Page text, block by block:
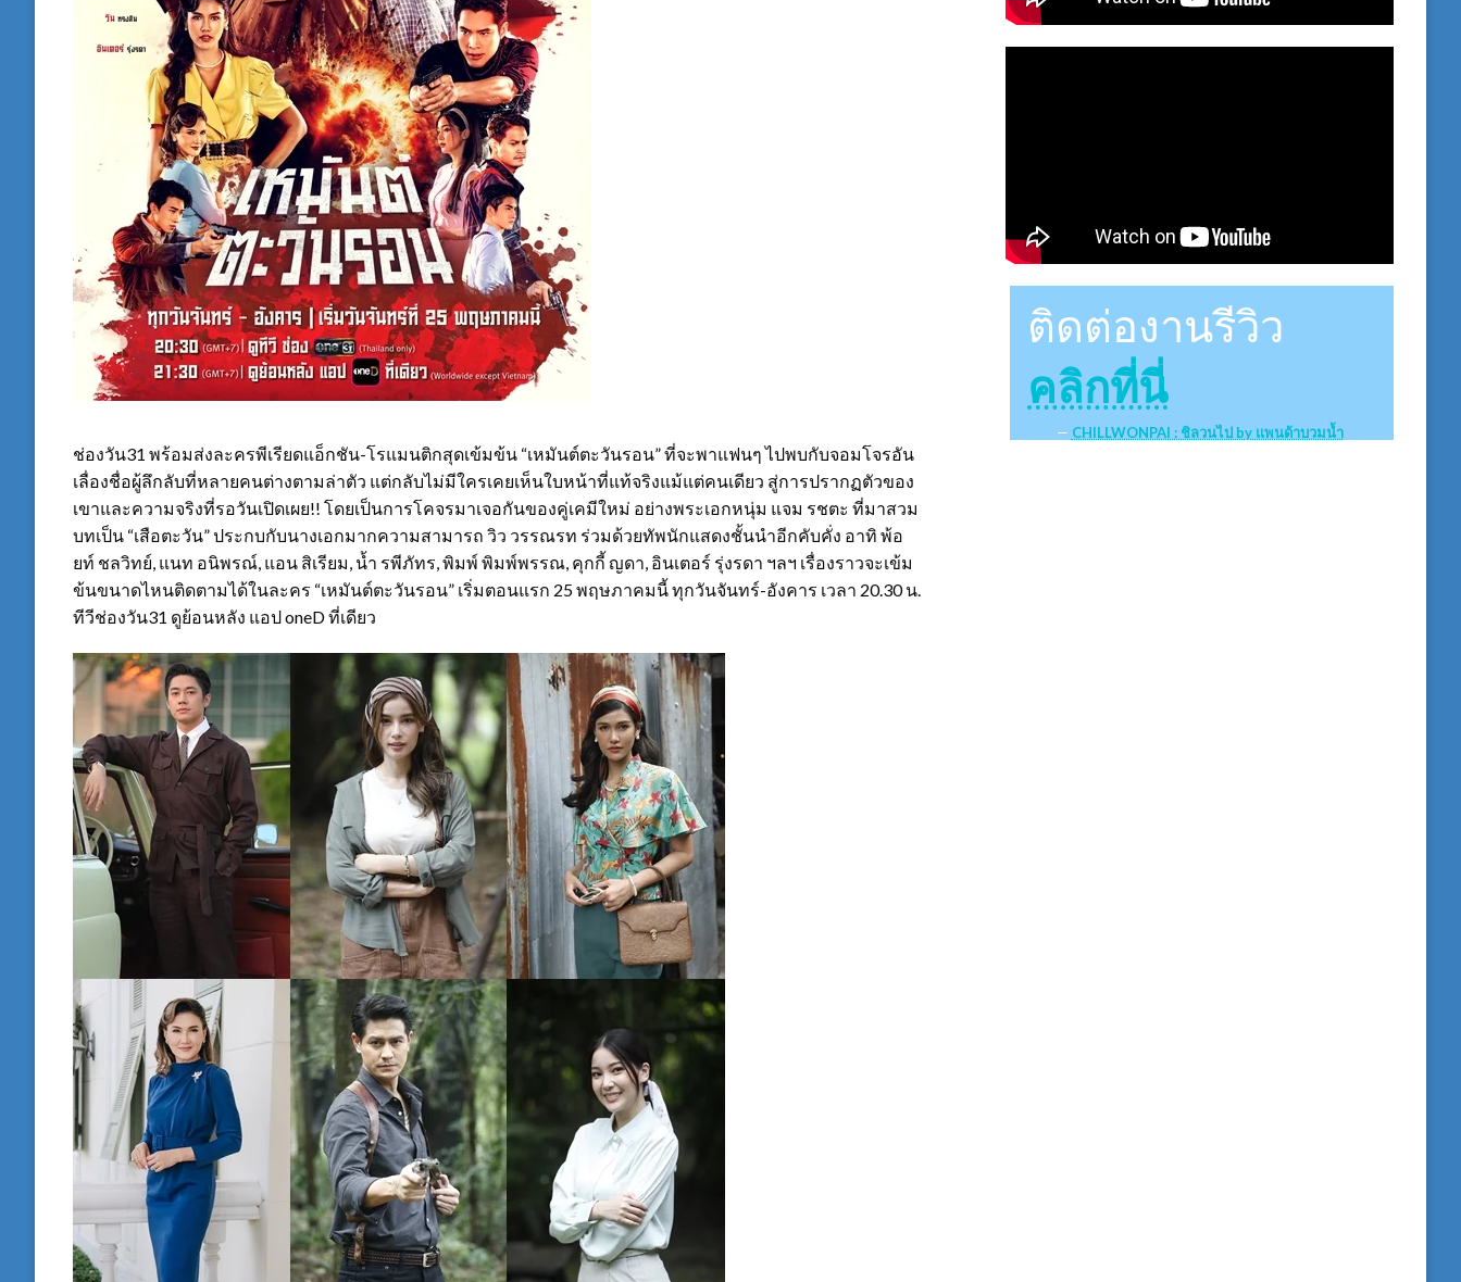
ช่องวัน31 พร้อมส่งละครพีเรียดแอ็กชัน-โรแมนติกสุดเข้มข้น “เหมันต์ตะวันรอน” ที่จะพาแฟนๆ ไปพบกับจอมโจรอัน
เลื่องชื่อผู้ลึกลับที่หลายคนต่างตามล่าตัว แต่กลับไม่มีใครเคยเห็นใบหน้าที่แท้จริงแม้แต่คนเดียว สู่การปรากฏตัวของ
เขาและความจริงที่รอวันเปิดเผย!! โดยเป็นการโคจรมาเจอกันของคู่เคมีใหม่ อย่างพระเอกหนุ่ม แจม รชตะ ที่มาสวม
บทเป็น “เสือตะวัน” ประกบกับนางเอกมากความสามารถ วิว วรรณรท ร่วมด้วยทัพนักแสดงชั้นนำอีกคับคั่ง อาทิ พ้อ
ยท์ ชลวิทย์, แนท อนิพรณ์, แอน สิเรียม, น้ำ รพีภัทร, พิมพ์ พิมพ์พรรณ, คุกกี้ ญดา, อินเตอร์ รุ่งรดา ฯลฯ เรื่องราวจะเข้ม
ข้นขนาดไหนติดตามได้ในละคร “เหมันต์ตะวันรอน” เริ่มตอนแรก 25 พฤษภาคมนี้ ทุกวันจันทร์-อังคาร เวลา 20.30 น.
ทีวีช่องวัน31 ดูย้อนหลัง แอป oneD ที่เดียว
ติดต่องานรีวิว
คลิกที่นี่
CHILLWONPAI : ชิลวนไป by แพนด้าบวมน้ำ